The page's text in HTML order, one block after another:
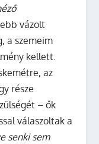
vázolt
a szemeim
kellett.
az
része
– ők
válaszoltak a
senki sem